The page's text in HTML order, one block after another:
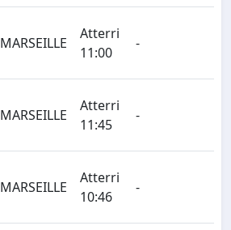
MARSEILLE
Atterri
11:00
-
MARSEILLE
Atterri
11:45
-
MARSEILLE
Atterri
10:46
-